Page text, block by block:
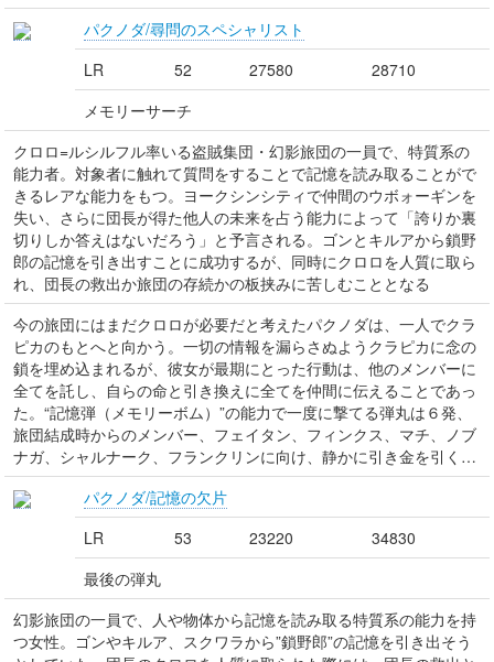
パクノダ/尋問のスペシャリスト
LR
52 27580
28710
メモリーサーチ
クロロ=ルシルフル率いる盗賊集団・幻影旅団の一員で、特質系の
能力者。対象者に触れて質問をすることで記憶を読み取ることがで
きるレアな能力をもつ。ヨークシンシティで仲間のウボォーギンを
失い、さらに団長が得た他人の未来を占う能力によって「誇りか裏
切りしか答えはないだろう」と予言される。ゴンとキルアから鎖野
郎の記憶を引き出すことに成功するが、同時にクロロを人質に取ら
れ、団長の救出か旅団の存続かの板挟みに苦しむこととなる
今の旅団にはまだクロロが必要だと考えたパクノダは、一人でクラ
ピカのもとへと向かう。一切の情報を漏らさぬようクラピカに念の
鎖を埋め込まれるが、彼女が最期にとった行動は、他のメンバーに
全てを託し、自らの命と引き換えに全てを仲間に伝えることであっ
た。“記憶弾（メモリーボム）”の能力で一度に撃てる弾丸は６発、
旅団結成時からのメンバー、フェイタン、フィンクス、マチ、ノブ
ナガ、シャルナーク、フランクリンに向け、静かに引き金を引く…
パクノダ/記憶の欠片
LR
53 23220
34830
最後の弾丸
幻影旅団の一員で、人や物体から記憶を読み取る特質系の能力を持
つ女性。ゴンやキルア、スクワラから”鎖野郎”の記憶を引き出そう